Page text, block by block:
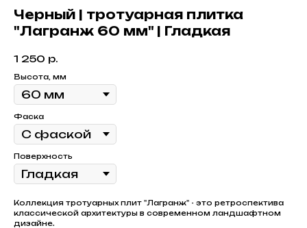
Черный | тротуарная плитка
"Лагранж 60 мм" | Гладкая
1 250 р.
Высота, мм
Фаска
Поверхность
Коллекция тротуарных плит "Лагранж" - это ретроспектива
классической архитектуры в современном ландшафтном
дизайне.